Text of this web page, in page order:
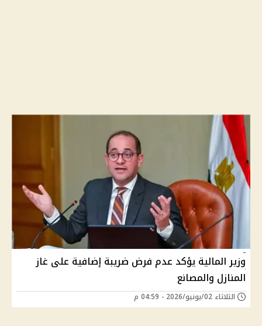
وزير المالية يؤكد عدم فرض ضريبة إضافية على غاز
المنازل والمصانع
الثلاثاء 02/يونيو/2026 - 04:59 م